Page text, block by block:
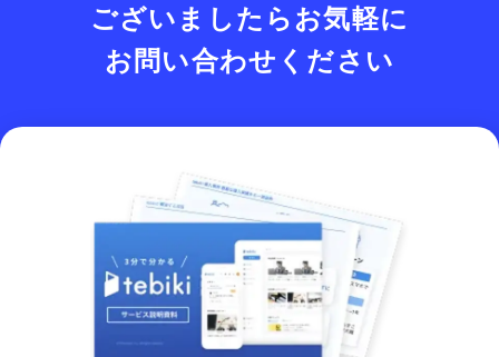
ございましたら お気軽に
お問い合わせください